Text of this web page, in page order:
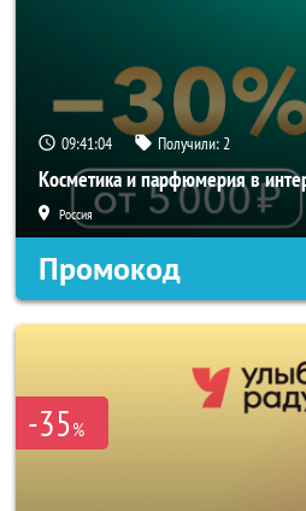
09:41:04 Получили:2
Косметика и парфюмерия в
Россия
Промокод
-35%